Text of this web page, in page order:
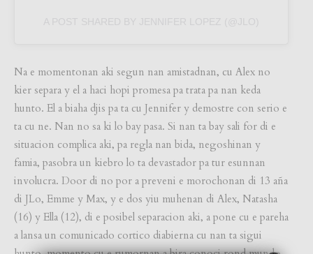
Na e momentonan aki segun nan amistadnan, cu Alex no
kier separa y el a haci hopi promesa pa trata pa nan keda
hunto. El a biaha djis pa ta cu Jennifer y demostre con serio e
ta cu ne. Nan no sa ki lo bay pasa. Si nan ta bay sali for di e
situacion complica aki, pa regla nan bida, negoshinan y
famia, pasobra un kiebro lo ta devastador pa tur esunnan
involucra. Door di no por a preveni e morochonan di 13 aña
di JLo, Emme y Max, y e dos yiu muhenan di Alex, Natasha
(16) y Ella (12), di e posibel separacion aki, a pone cu e pareha
a lansa un comunicado cortico diabierna cu nan ta sigui